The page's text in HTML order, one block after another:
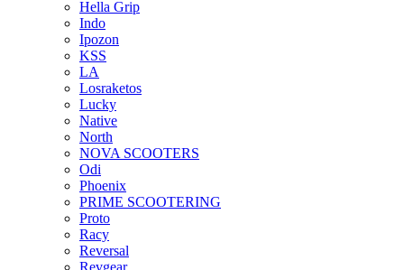
Hella Grip
Indo
Ipozon
KSS
LA
Losraketos
Lucky
Native
North
NOVA SCOOTERS
Odi
Phoenix
PRIME SCOOTERING
Proto
Racy
Reversal